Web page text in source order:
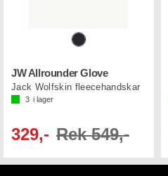
JW Allrounder Glove
Jack Wolfskin fleecehandskar
3 i lager
329,- Rek 549,-